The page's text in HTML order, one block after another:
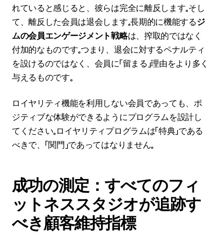
れていると感じると、彼らは完全に離反します。そし
て、離反した会員は退会します。長期的に機能するジ
ムの会員エンゲージメント戦略は、搾取的ではなく
付加的なものです。つまり、退会に対するペナルティ
を設けるのではなく、会員に「留まる」理由をより多く
与えるものです。
ロイヤリティ機能を利用しない会員であっても、ポ
ジティブな体験ができるようにプログラムを設計し
てください。ロイヤリティプログラムは「特典」である
べきで、「関門」であってはなりません。
成功の測定：すべてのフィ
ットネススタジオが追跡す
べき顧客維持指標